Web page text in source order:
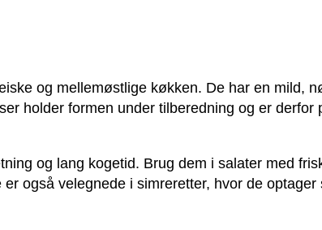
og mellemøstlige køkken. De har en mild,
holder formen under tilberedning og er derfor
og lang kogetid. Brug dem i salater med
også velegnede i simreretter, hvor de